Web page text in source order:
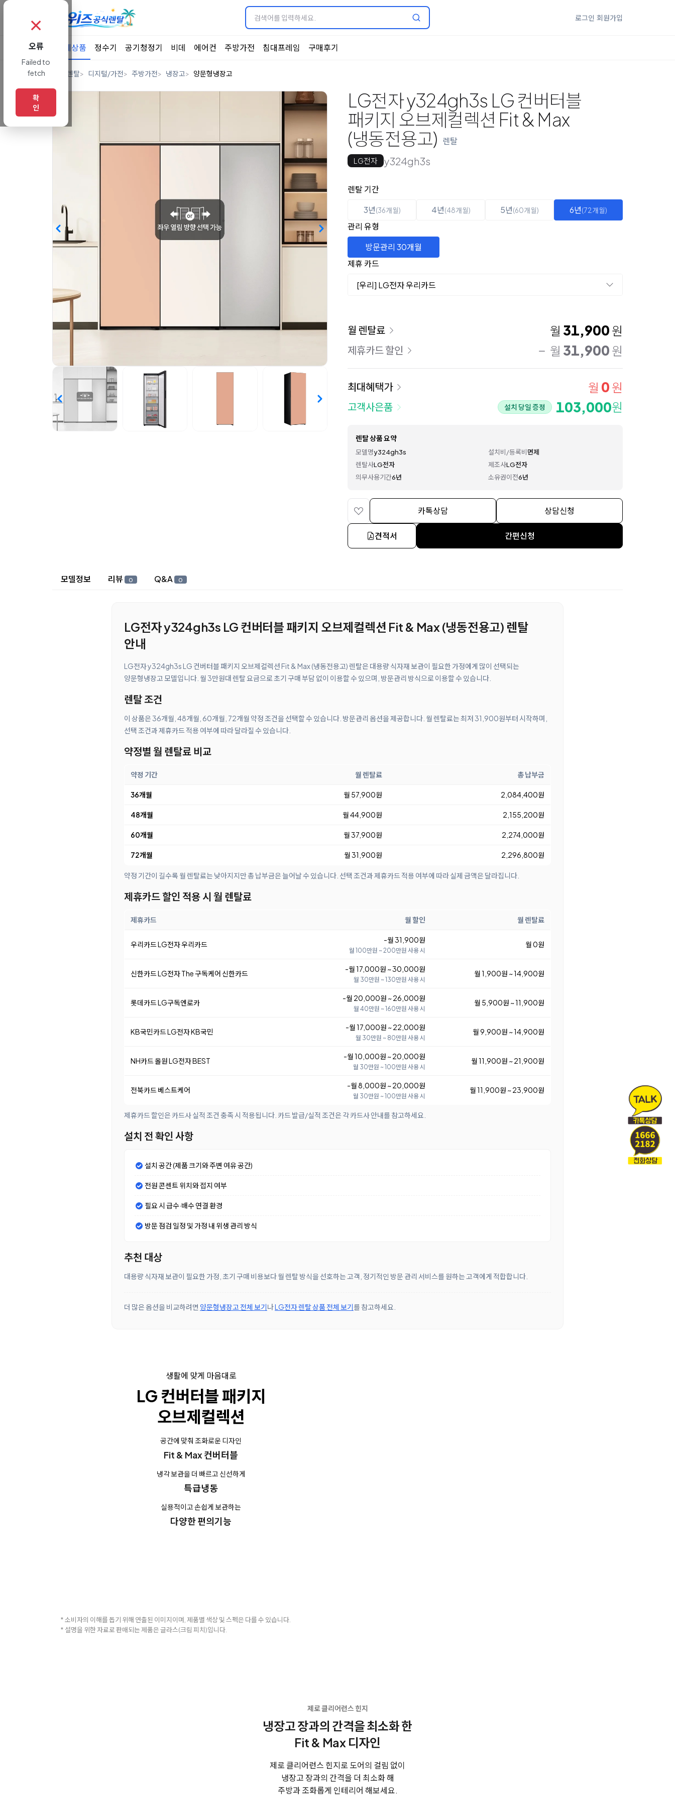
로그인 회원가입
전체상품 정수기 공기청정기 비데 에어컨 주방가전 침대프레임 구매후기
렌탈 디지털/가전 주방가전 냉장고 양문형냉장고
LG전자 y324gh3s LG 컨버터블
패키지 오브제컬렉션 Fit & Max
(냉동전용고) 렌탈
LG전자 y324gh3s
옵션 선택
렌탈 선택
렌탈 기간
3년(36개월) 4년(48개월) 5년(60개월) 6년(72개월)
관리 유형
방문관리 30개월
제휴 카드
[우리] LG전자 우리카드
이용 요금
월 렌탈료 월 31,900 원
제휴카드 할인 월 31,900 원
최대혜택가 월 0 원
고객사은품 설치 당일 증정 103,000원
렌탈 상품 요약
모델명y324gh3s 설치비/등록비면제
렌탈사LG전자 제조사LG전자
의무사용기간6년 소유권이전6년
카톡상담 상담신청
견적서 간편신청
상세 정보
모델정보 리뷰 0 Q&A 0
LG전자 y324gh3s LG 컨버터블 패키지 오브제컬렉션 Fit & Max (냉동전용고) 렌탈
안내
LG전자 y324gh3s LG 컨버터블 패키지 오브제컬렉션 Fit & Max (냉동전용고) 렌탈은 대용량 식자재 보관이 필요한 가정에게 많이 선택되는
양문형냉장고 모델입니다. 월 3만원대 렌탈 요금으로 초기 구매 부담 없이 이용할 수 있으며, 방문관리 방식으로 이용할 수 있습니다.
렌탈 조건
이 상품은 36개월, 48개월, 60개월, 72개월 약정 조건을 선택할 수 있습니다. 방문관리 옵션을 제공합니다. 월 렌탈료는 최저 31,900원부터 시작하며,
선택 조건과 제휴카드 적용 여부에 따라 달라질 수 있습니다.
약정별 월 렌탈료 비교
약정 기간 월 렌탈료 총 납부금
36개월 월 57,900원 2,084,400원
48개월 월 44,900원 2,155,200원
60개월 월 37,900원 2,274,000원
72개월 월 31,900원 2,296,800원
약정 기간이 길수록 월 렌탈료는 낮아지지만 총 납부금은 늘어날 수 있습니다. 선택 조건과 제휴카드 적용 여부에 따라 실제 금액은 달라집니다.
제휴카드 할인 적용 시 월 렌탈료
제휴카드 월 할인 월 렌탈료
우리카드 LG전자 우리카드 -월 31,900원
월 100만원 ~ 200만원 사용 시
월 0원
신한카드 LG전자 The 구독케어 신한카드 -월 17,000원 ~ 30,000원
월 30만원 ~ 130만원 사용 시
월 1,900원 ~ 14,900원
롯데카드 LG구독엔로카 -월 20,000원 ~ 26,000원
월 40만원 ~ 160만원 사용 시
월 5,900원 ~ 11,900원
KB국민카드 LG전자 KB국민 -월 17,000원 ~ 22,000원
월 30만원 ~ 80만원 사용 시
월 9,900원 ~ 14,900원
NH카드 올원 LG전자 BEST -월 10,000원 ~ 20,000원
월 30만원 ~ 100만원 사용 시
월 11,900원 ~ 21,900원
전북카드 베스트케어 -월 8,000원 ~ 20,000원
월 30만원 ~ 100만원 사용 시
월 11,900원 ~ 23,900원
제휴카드 할인은 카드사 실적 조건 충족 시 적용됩니다. 카드 발급/실적 조건은 각 카드사 안내를 참고하세요.
설치 전 확인 사항
설치 공간 (제품 크기와 주변 여유 공간)
전원 콘센트 위치와 접지 여부
필요 시 급수·배수 연결 환경
방문 점검 일정 및 가정 내 위생 관리 방식
추천 대상
대용량 식자재 보관이 필요한 가정, 초기 구매 비용보다 월 렌탈 방식을 선호하는 고객, 정기적인 방문 관리 서비스를 원하는 고객에게 적합합니다.
더 많은 옵션을 비교하려면 양문형냉장고 전체 보기나LG전자 렌탈 상품 전체 보기를 참고하세요.
생활에 맞게 마음대로
LG 컨버터블 패키지
오브제컬렉션
공간에 맞춰 조화로운 디자인
Fit & Max 컨버터블
냉각 보관을 더 빠르고 신선하게
특급냉동
실용적이고 손쉽게 보관하는
다양한 편의기능
* 소비자의 이해를 돕기 위해 연출된 이미지이며, 제품별 색상 및 스펙은 다를 수 있습니다.
* 설명을 위한 자료로 판매되는 제품은 글라스(크림 피치)입니다.
제로 클리어런스 힌지
냉장고 장과의 간격을 최소화 한
Fit & Max 디자인
제로 클리어런스 힌지로 도어의 걸림 없이
냉장고 장과의 간격을 더 최소화 해
주방과 조화롭게 인테리어 해보세요.
✗
오류
Failed to
fetch
확
인